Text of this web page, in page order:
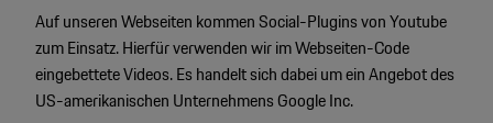
Auf unseren Webseiten kommen Social-Plugins von Youtube
zum Einsatz. Hierfür verwenden wir im Webseiten-Code
eingebettete Videos. Es handelt sich dabei um ein Angebot des
US-amerikanischen Unternehmens Google Inc.